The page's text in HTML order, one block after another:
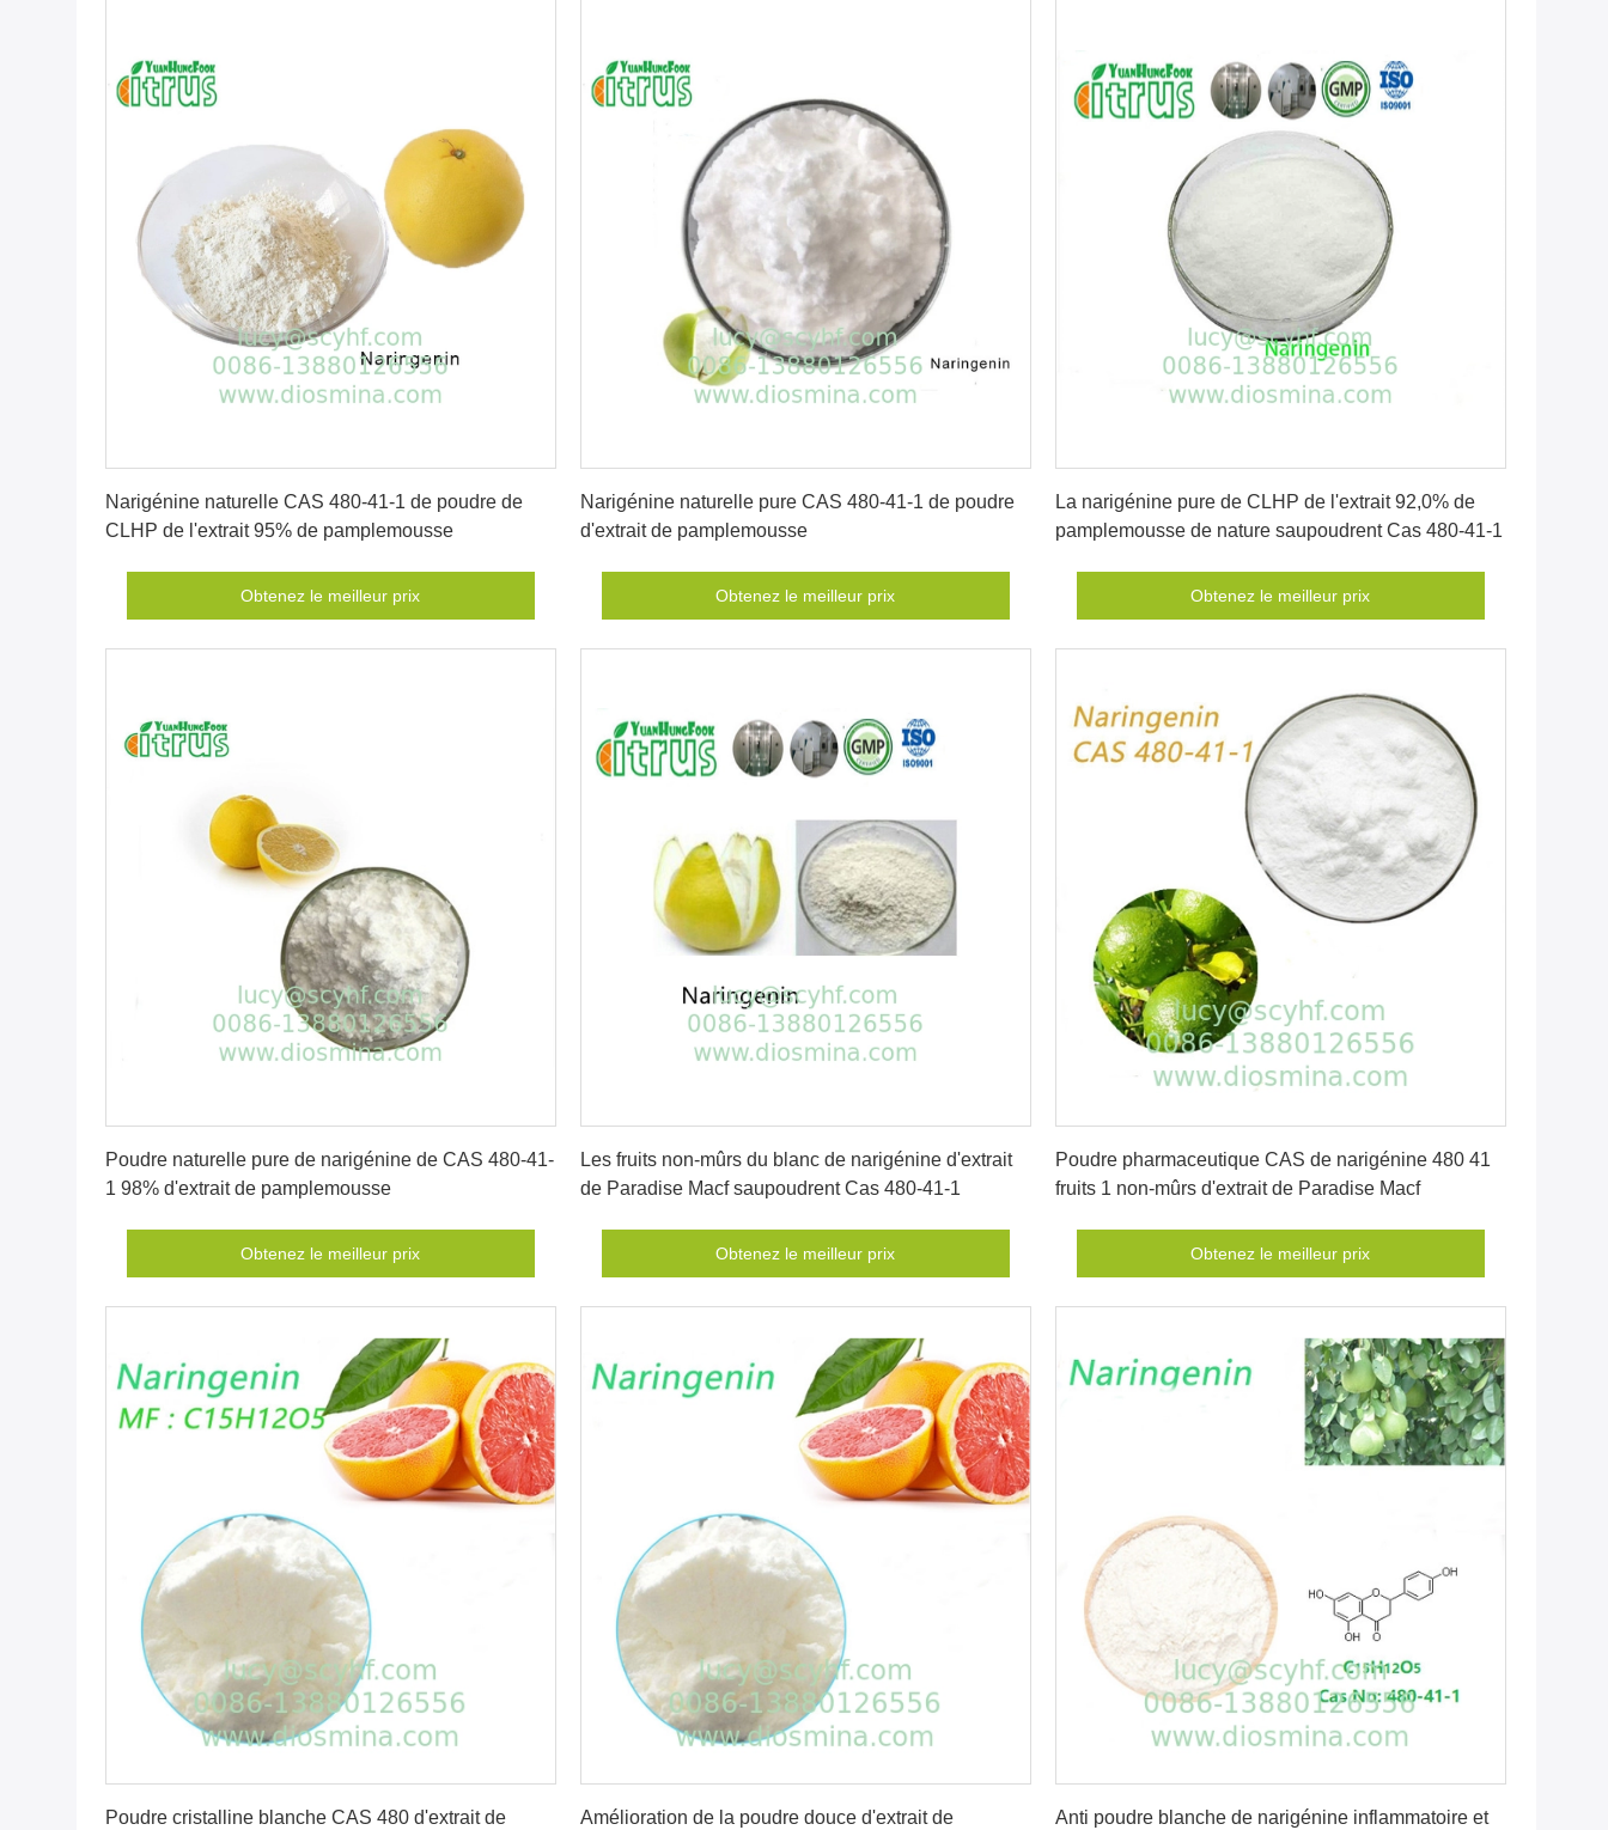
Narigénine naturelle CAS 480-41-1 de poudre de
CLHP de l'extrait 95% de pamplemousse
Obtenez le meilleur prix
Narigénine naturelle pure CAS 480-41-1 de poudre
d'extrait de pamplemousse
Obtenez le meilleur prix
La narigénine pure de CLHP de l'extrait 92,0% de
pamplemousse de nature saupoudrent Cas 480-41-1
Obtenez le meilleur prix
Poudre naturelle pure de narigénine de CAS 480-41-
1 98% d'extrait de pamplemousse
Obtenez le meilleur prix
Les fruits non-mûrs du blanc de narigénine d'extrait
de Paradise Macf saupoudrent Cas 480-41-1
Obtenez le meilleur prix
Poudre pharmaceutique CAS de narigénine 480 41
fruits 1 non-mûrs d'extrait de Paradise Macf
Obtenez le meilleur prix
Poudre cristalline blanche CAS 480 d'extrait de
Amélioration de la poudre douce d'extrait de
Anti poudre blanche de narigénine inflammatoire et